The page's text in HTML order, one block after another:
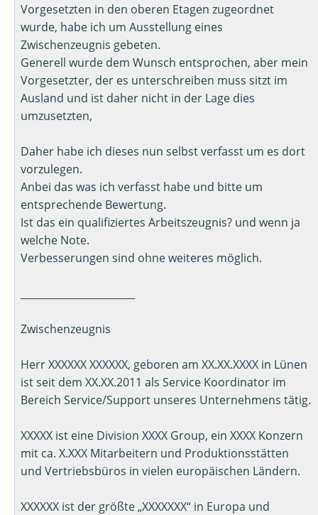
Vorgesetzten in den oberen Etagen zugeordnet
wurde, habe ich um Ausstellung eines
Zwischenzeugnis gebeten.
Generell wurde dem Wunsch entsprochen, aber mein
Vorgesetzter, der es unterschreiben muss sitzt im
Ausland und ist daher nicht in der Lage dies
umzusetzten,
Daher habe ich dieses nun selbst verfasst um es dort
vorzulegen.
Anbei das was ich verfasst habe und bitte um
entsprechende Bewertung.
Ist das ein qualifiziertes Arbeitszeugnis? und wenn ja
welche Note.
Verbesserungen sind ohne weiteres möglich.
Zwischenzeugnis
Herr XXXXXX XXXXXX, geboren am XX.XX.XXXX in Lünen
ist seit dem XX.XX.2011 als Service Koordinator im
Bereich Service/Support unseres Unternehmens tätig.
XXXXX ist eine Division XXXX Group, ein XXXX Konzern
mit ca. X.XXX Mitarbeitern und Produktionsstätten
und Vertriebsbüros in vielen europäischen Ländern.
XXXXXX ist der größte „XXXXXXX“ in Europa und